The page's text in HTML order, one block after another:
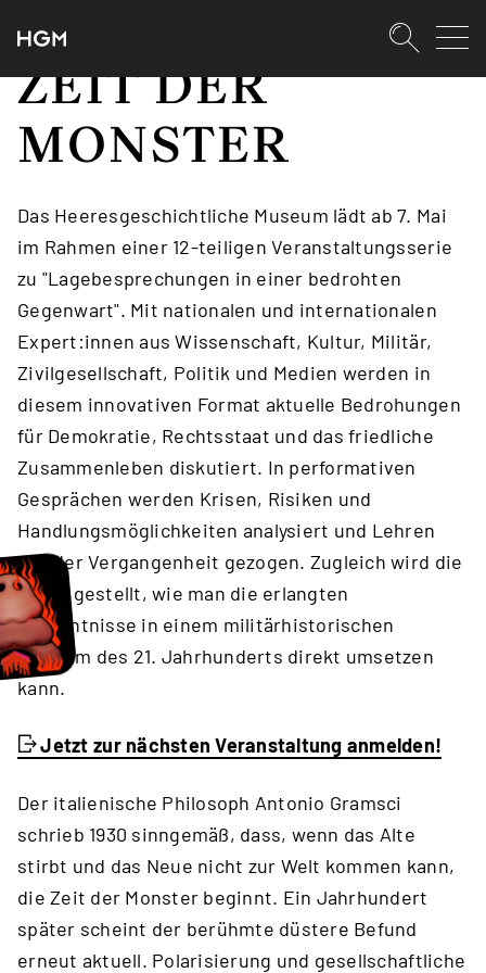
SKIPLINKS
ZEIT DER
MONSTER
Das Heeresgeschichtliche Museum lädt ab 7. Mai
im Rahmen einer 12-teiligen Veranstaltungsserie
zu "Lagebesprechungen in einer bedrohten
Gegenwart". Mit nationalen und internationalen
Expert:innen aus Wissenschaft, Kultur, Militär,
Zivilgesellschaft, Politik und Medien werden in
diesem innovativen Format aktuelle Bedrohungen
für Demokratie, Rechtsstaat und das friedliche
Zusammenleben diskutiert. In performativen
Gesprächen werden Krisen, Risiken und
Handlungsmöglichkeiten analysiert und Lehren
aus der Vergangenheit gezogen. Zugleich wird die
Frage gestellt, wie man die erlangten
Erkenntnisse in einem militärhistorischen
Museum des 21. Jahrhunderts direkt umsetzen
kann.
Jetzt zur nächsten Veranstaltung anmelden!
Der italienische Philosoph Antonio Gramsci
schrieb 1930 sinngemäß, dass, wenn das Alte
stirbt und das Neue nicht zur Welt kommen kann,
die Zeit der Monster beginnt. Ein Jahrhundert
später scheint der berühmte düstere Befund
erneut aktuell. Polarisierung und gesellschaftliche